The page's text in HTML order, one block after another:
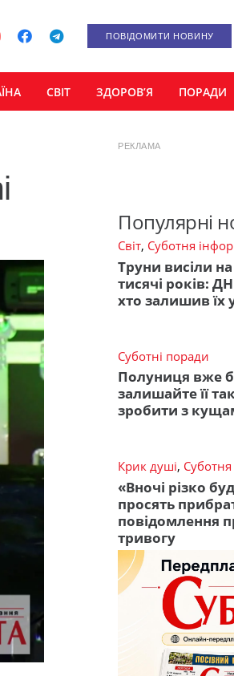
ПОВІДОМИТИ НОВИНУ
СВІТ ЗДОРОВ’Я ПОРАДИ
РЕКЛАМА
Популярні
Світ, Суботня
Труни висіли
тисячі років:
хто залишив їх
Суботні поради
Полуниця вже
залишайте її
зробити з
Крик душі,
«Вночі різко
просять
повідомлення
тривогу